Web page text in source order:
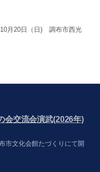
月20日（日) 調布市西光
会交流会演武(2026年)
市文化会館たづくりにて開